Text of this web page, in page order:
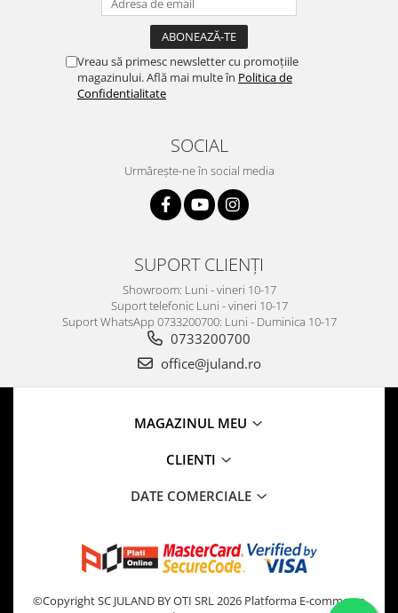
Vreau să primesc newsletter cu promoțiile
magazinului. Află mai multe în Politica de
Confidentialitate
SOCIAL
Urmărește-ne în social media
SUPORT CLIENȚI
Showroom: Luni - vineri 10-17
Suport telefonic Luni - vineri 10-17
Suport WhatsApp 0733200700: Luni - Duminica 10-17
0733200700
office@juland.ro
MAGAZINUL MEU
CLIENTI
DATE COMERCIALE
©Copyright SC JULAND BY OTI SRL 2026 Platforma E-commerce